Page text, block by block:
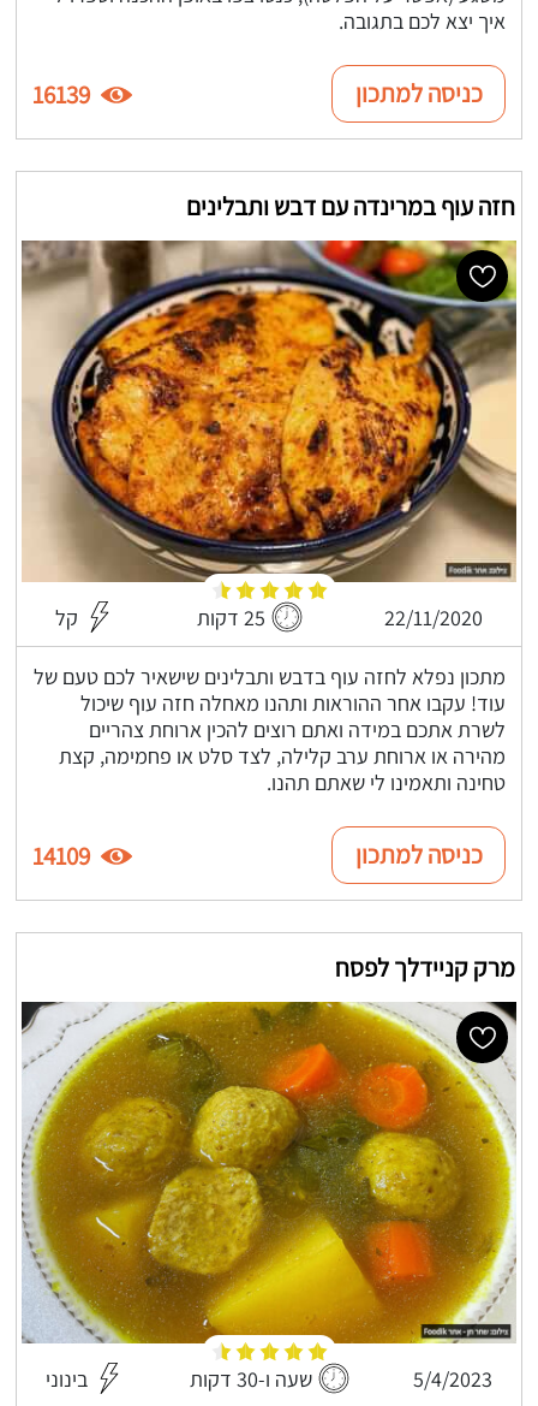
איך יצא לכם בתגובה.
כניסה למתכון 16139
חזה עוף במרינדה עם דבש ותבלינים
22/11/2020 25 דקות קל
מתכון נפלא לחזה עוף בדבש ותבלינים שישאיר לכם טעם של
עוד! עקבו אחר ההוראות ותהנו מאחלה חזה עוף שיכול
לשרת אתכם במידה ואתם רוצים להכין ארוחת צהריים
מהירה או ארוחת ערב קלילה, לצד סלט או פחמימה, קצת
טחינה ותאמינו לי שאתם תהנו.
כניסה למתכון 14109
מרק קניידלך לפסח
5/4/2023 שעה ו-30 דקות בינוני